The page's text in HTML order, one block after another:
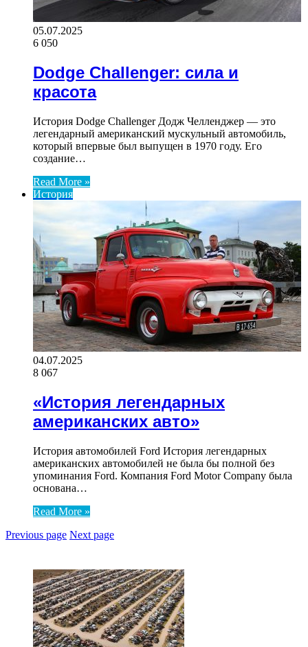
05.07.2025
6 050
Dodge Challenger: сила и
красота
История Dodge Challenger Додж Челленджер — это
легендарный американский мускульный автомобиль,
который впервые был выпущен в 1970 году. Его
создание…
Read More »
История
04.07.2025
8 067
«История легендарных
американских авто»
История автомобилей Ford История легендарных
американских автомобилей не была бы полной без
упоминания Ford. Компания Ford Motor Company была
основана…
Read More »
Previous page Next page